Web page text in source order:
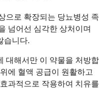
으로 확장되는 당뇨병성 족
넘어선 심각한 상처이며
습니다.
대해서만 이 약물을 처방합
에 혈액 공급이 원활하고
과적으로 작용하여 치유를